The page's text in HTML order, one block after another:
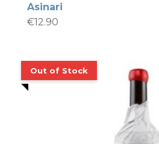
Asinari
€12.90